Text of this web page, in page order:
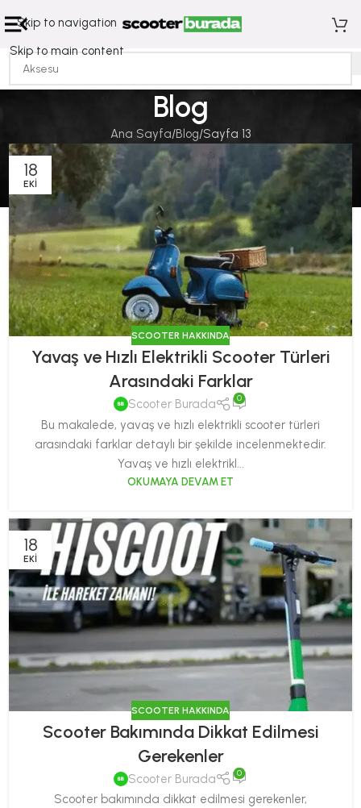
Skip to navigation
Skip to main content
Blog
Ana Sayfa Blog Sayfa 13
18
EKI
SCOOTER HAKKINDA
Yavaş ve Hızlı Elektrikli Scooter Türleri
Arasındaki Farklar
Scooter Burada 0
Bu makalede, yavaş ve hızlı elektrikli scooter türleri
arasındaki farklar detaylı bir şekilde incelenmektedir.
Yavaş ve hızlı elektrikl...
OKUMAYA DEVAM ET
18
EKI
SCOOTER HAKKINDA
Scooter Bakımında Dikkat Edilmesi
Gerekenler
Scooter Burada 0
Scooter bakımında dikkat edilmesi gerekenler,